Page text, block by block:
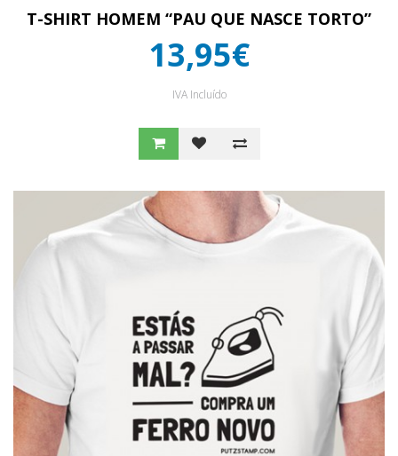
T-SHIRT HOMEM “PAU QUE NASCE TORTO”
13,95€
IVA Incluído